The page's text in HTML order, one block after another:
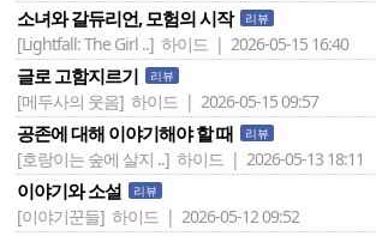
소녀와 갈듀리언, 모험의 시작 리뷰
[Lightfall: The Girl ..] 하이드 | 2026-05-15 16:40
글로 고함지르기 리뷰
[메두사의 웃음] 하이드 | 2026-05-15 09:57
공존에 대해 이야기해야 할 때 리뷰
[호랑이는 숲에 살지 ..] 하이드 | 2026-05-13 18:11
이야기와 소설 리뷰
[이야기꾼들] 하이드 | 2026-05-12 09:52